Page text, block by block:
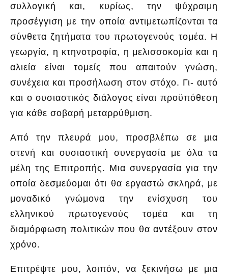
συλλογική και, κυρίως, την ψύχραιμη
προσέγγιση με την οποία αντιμετωπίζονται τα
σύνθετα ζητήματα του πρωτογενούς τομέα. Η
γεωργία, η κτηνοτροφία, η μελισσοκομία και η
αλιεία είναι τομείς που απαιτούν γνώση,
συνέχεια και προσήλωση στον στόχο. Γι- αυτό
και ο ουσιαστικός διάλογος είναι προϋπόθεση
για κάθε σοβαρή μεταρρύθμιση.
Από την πλευρά μου, προσβλέπω σε μια
στενή και ουσιαστική συνεργασία με όλα τα
μέλη της Επιτροπής. Μια συνεργασία για την
οποία δεσμεύομαι ότι θα εργαστώ σκληρά, με
μοναδικό γνώμονα την ενίσχυση του
ελληνικού πρωτογενούς τομέα και τη
διαμόρφωση πολιτικών που θα αντέξουν στον
χρόνο.
Επιτρέψτε μου, λοιπόν, να ξεκινήσω με μια